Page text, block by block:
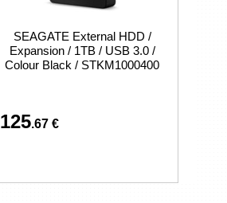
SEAGATE External HDD /
Expansion / 1TB / USB 3.0 /
Colour Black / STKM1000400
125.67 €